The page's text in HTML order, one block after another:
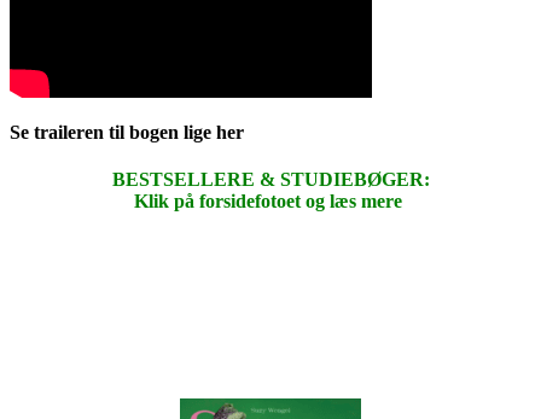
Se traileren til bogen lige her
BESTSELLERE & STUDIEBØGER:
Klik på forsidefotoet og læs mere